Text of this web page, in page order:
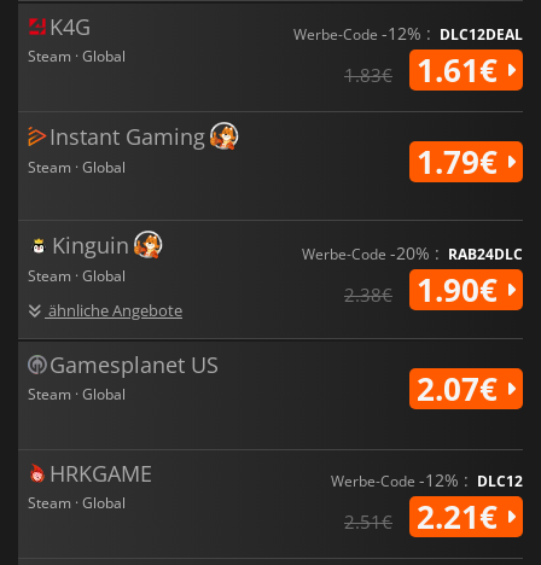
K4G
Steam · Global
Werbe-Code -12% : DLC12DEAL
1.83€ 1.61€
Instant Gaming
Steam · Global 1.79€
Kinguin
Steam · Global
ähnliche Angebote
Werbe-Code -20% : RAB24DLC
2.38€ 1.90€
Gamesplanet US
Steam · Global 2.07€
HRKGAME
Steam · Global
Werbe-Code -12% : DLC12
2.51€ 2.21€